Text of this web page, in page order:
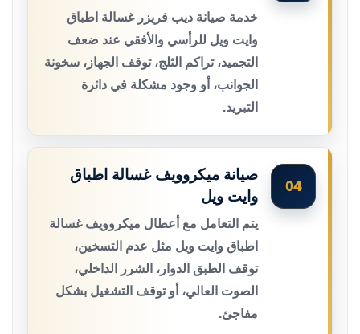
خدمة صيانة ديب فريزر غسالة اطباق
وايت ويل للرأسي والأفقي عند ضعف
التجميد، تراكم الثلج، توقف الجهاز، سخونة
الجوانب، أو وجود مشكلة في دائرة
التبريد.
04
صيانة ميكروويف غسالة اطباق
وايت ويل
يتم التعامل مع أعطال ميكروويف غسالة
اطباق وايت ويل مثل عدم التسخين،
توقف الطبق الدوار، الشرر الداخلي،
الصوت العالي، أو توقف التشغيل بشكل
مفاجئ.